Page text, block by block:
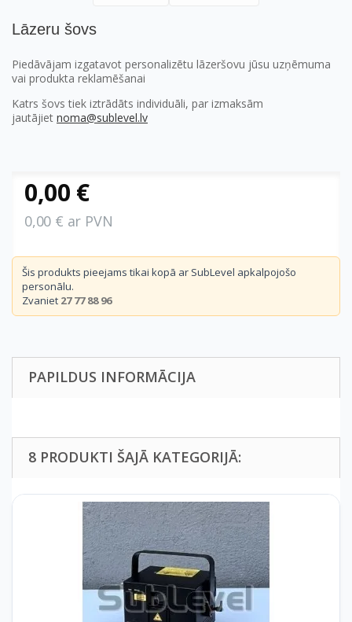
Lāzeru šovs
Piedāvājam izgatavot personalizētu lāzeršovu jūsu uzņēmuma
vai produkta reklamēšanai
Katrs šovs tiek iztrādāts individuāli, par izmaksām
jautājiet noma@sublevel.lv
0,00 €
0,00 € ar PVN
Šis produkts pieejams tikai kopā ar SubLevel apkalpojošo
personālu.
Zvaniet 27 77 88 96
PAPILDUS INFORMĀCIJA
8 PRODUKTI ŠAJĀ KATEGORIJĀ: